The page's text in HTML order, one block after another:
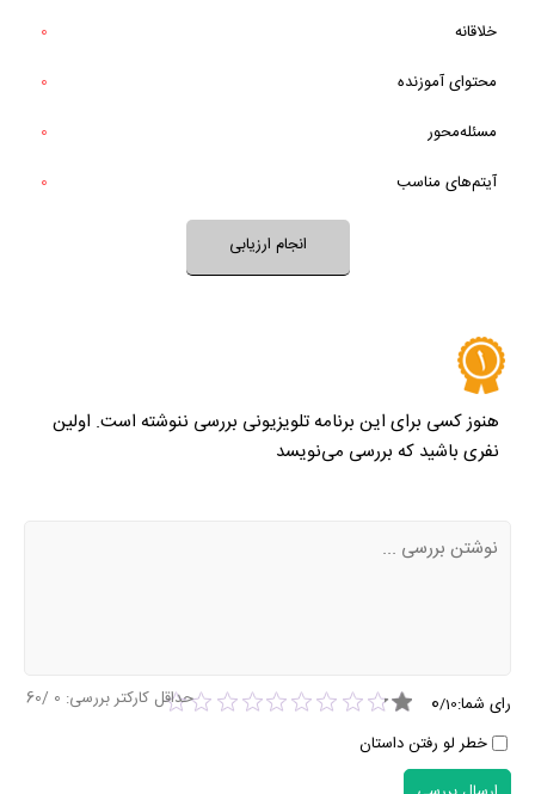
بله
خیر
خلاقانه
0
محتوای آموزنده
0
مسئله‌محور
0
آیتم‌های مناسب
0
انجام ارزیابی
هنوز کسی برای این برنامه تلویزیونی بررسی ننوشته است. اولین
نفری باشید که بررسی می‌نویسد
رای شما: 0/10
خطر لو رفتن داستان
حداقل کارکتر بررسی: 0
/60